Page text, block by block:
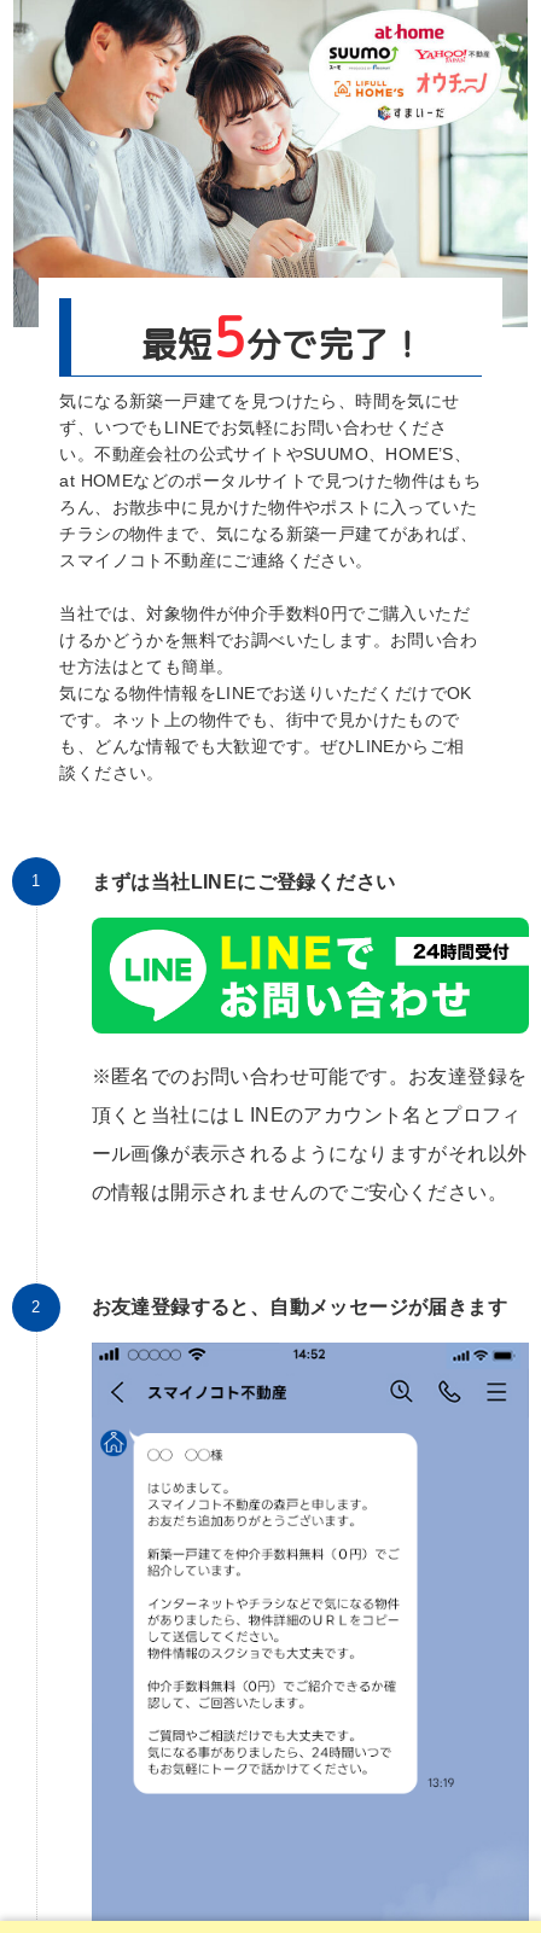
最短5分で完了！
気になる新築一戸建てを見つけたら、時間を気にせ
ず、いつでもLINEでお気軽にお問い合わせくださ
い。不動産会社の公式サイトやSUUMO、HOME’S、
at HOMEなどのポータルサイトで見つけた物件はもち
ろん、お散歩中に見かけた物件やポストに入っていた
チラシの物件まで、気になる新築一戸建てがあれば、
スマイノコト不動産にご連絡ください。
当社では、対象物件が仲介手数料0円でご購入いただ
けるかどうかを無料でお調べいたします。お問い合わ
せ方法はとても簡単。
気になる物件情報をLINEでお送りいただくだけでOK
です。ネット上の物件でも、街中で見かけたもので
も、どんな情報でも大歓迎です。ぜひLINEからご相
談ください。
まずは当社LINEにご登録ください
※匿名でのお問い合わせ可能です。お友達登録を
頂くと当社にはＬINEのアカウント名とプロフィ
ール画像が表示されるようになりますがそれ以外
の情報は開示されませんのでご安心ください。
お友達登録すると、自動メッセージが届きます